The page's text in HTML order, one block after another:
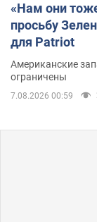
«Нам они
просьбу
для Patriot
Американские
ограничены
7.08.2026 00:59